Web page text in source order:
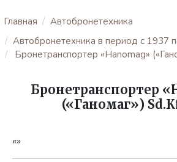
Главная
Автобронетехника
Автобронетехника в период с 1937
Бронетранспортер «Hanomag»
Бронетранспортер
(«Ганомаг»)
«»